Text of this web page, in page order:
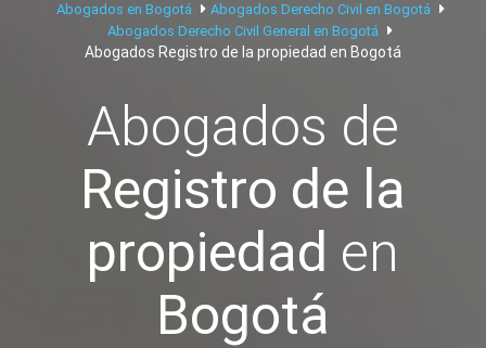
Abogados en Bogotá
Abogados Derecho Civil en Bogotá
Abogados Derecho Civil General en Bogotá
Abogados Registro de la propiedad en Bogotá
Abogados de
Registro de la
propiedad en
Bogotá